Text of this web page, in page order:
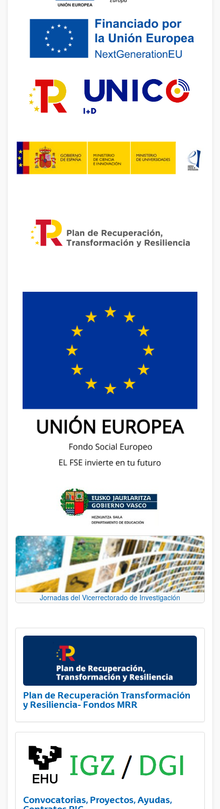
Jornadas del Vicerrectorado de Investigación
Plan de Recuperación Transformación
y Resiliencia- Fondos MRR
Convocatorias, Proyectos, Ayudas,